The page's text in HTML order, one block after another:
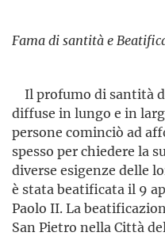
Fama di santità e
Il profumo di santità
diffuse in lungo e in
persone cominciò ad
spesso per chiedere la
diverse esigenze delle
è stata beatifi­cata il 9
Paolo II. La
San Pietro nella Città